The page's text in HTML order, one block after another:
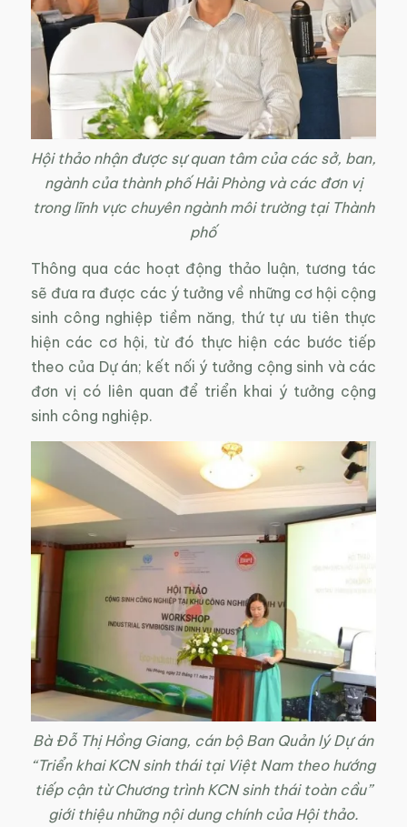
Hội thảo nhận được sự quan tâm của các sở, ban,
ngành của thành phố Hải Phòng và các đơn vị
trong lĩnh vực chuyên ngành môi trường tại Thành
phố
Thông qua các hoạt động thảo luận, tương tác
sẽ đưa ra được các ý tưởng về những cơ hội cộng
sinh công nghiệp tiềm năng, thứ tự ưu tiên thực
hiện các cơ hội, từ đó thực hiện các bước tiếp
theo của Dự án; kết nối ý tưởng cộng sinh và các
đơn vị có liên quan để triển khai ý tưởng cộng
sinh công nghiệp.
Bà Đỗ Thị Hồng Giang, cán bộ Ban Quản lý Dự án
“Triển khai KCN sinh thái tại Việt Nam theo hướng
tiếp cận từ Chương trình KCN sinh thái toàn cầu”
giới thiệu những nội dung chính của Hội thảo.